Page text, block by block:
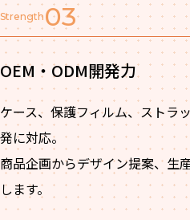
Strength 03
OEM・ODM開発力
ケース、保護フィルム、ストラ
発に対応。
商品企画からデザイン提案、生
します。